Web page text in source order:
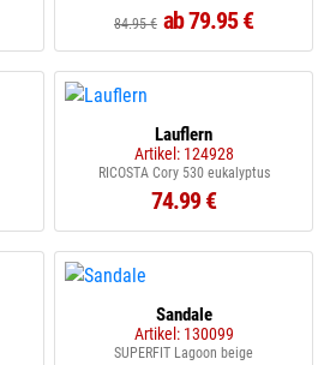
84.95 € ab 79.95 €
Lauflern
Artikel: 124928
RICOSTA Cory 530 eukalyptus
74.99 €
Sandale
Artikel: 130099
SUPERFIT Lagoon beige